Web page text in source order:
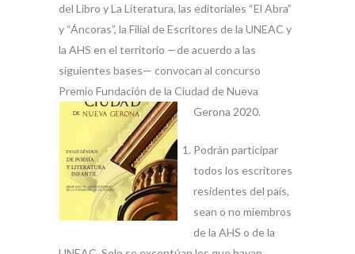
del Libro y La Literatura, las editoriales “El Abra”
y “Áncoras”, la Filial de Escritores de la UNEAC y
la AHS en el territorio —de acuerdo a las
siguientes bases— convocan al concurso
Premio Fundación de la Ciudad de Nueva
Gerona 2020.
Podrán participar
todos los escritores
residentes del país,
sean o no miembros
de la AHS o de la